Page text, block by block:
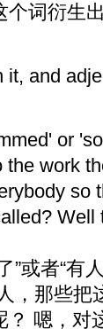
词衍生
and
or
work
so
Well
”或者“有
，那些把
嗯，对